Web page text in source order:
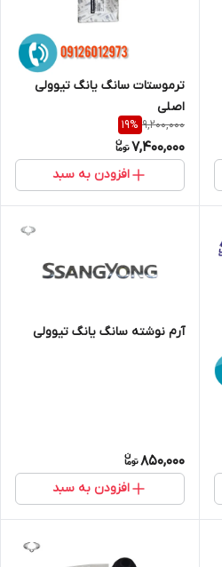
ترموستات سانگ یانگ تیوولی
اصلی
9,200,000
19%
7,400,000
افزودن به سبد
آرم نوشته سانگ یانگ تیوولی
850,000
افزودن به سبد